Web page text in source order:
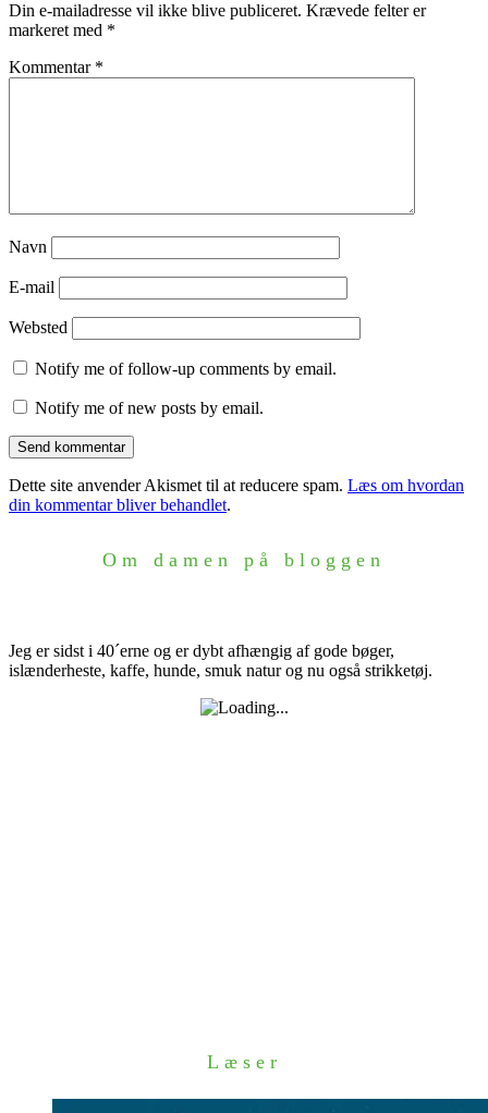
Din e-mailadresse vil ikke blive publiceret. Krævede felter er
markeret med *
Kommentar *
Navn
E-mail
Websted
Notify me of follow-up comments by email.
Notify me of new posts by email.
Dette site anvender Akismet til at reducere spam. Læs om hvordan
din kommentar bliver behandlet.
Om damen på bloggen
Jeg er sidst i 40´erne og er dybt afhængig af gode bøger,
islænderheste, kaffe, hunde, smuk natur og nu også strikketøj.
Læser